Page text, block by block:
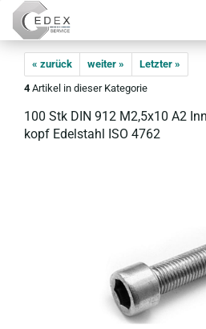
« zurück weiter »
Letzter »
4Artikel in dieser Kategorie
100 Stk DIN 912 M2,5x10 A2
kopf Edel­stahl ISO 4762